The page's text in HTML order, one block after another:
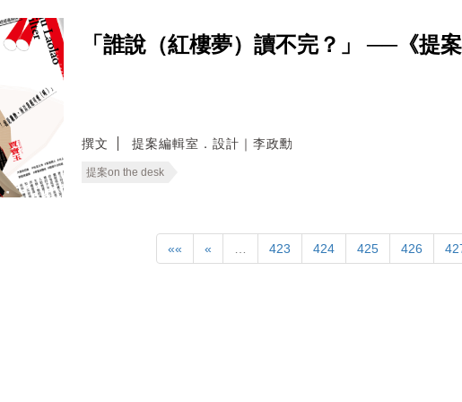
「誰說（紅樓夢）讀不完？」 ──《提
撰文 提案編輯室．設計｜李政勳
提案on the desk
«« « … 423 424 425 426